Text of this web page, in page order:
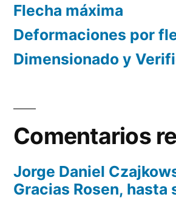
Flecha máxima
Deformaciones por
Dimensionado y
Comentarios
Jorge Daniel
Gracias Rosen, hasta